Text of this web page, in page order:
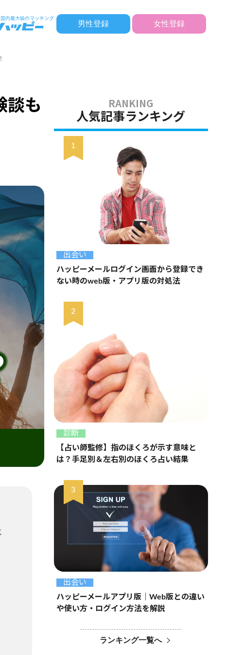
男性登録 女性登録
談も
人気記事ランキング
出会い
ハッピーメールログイン画面から登録でき
ない時のweb版・アプリ版の対処法
診断
【占い師監修】指のほくろが示す意味と
は？手足別＆左右別のほくろ占い結果
出会い
ハッピーメールアプリ版｜Web版との違い
や使い方・ログイン方法を解説
ランキング一覧へ